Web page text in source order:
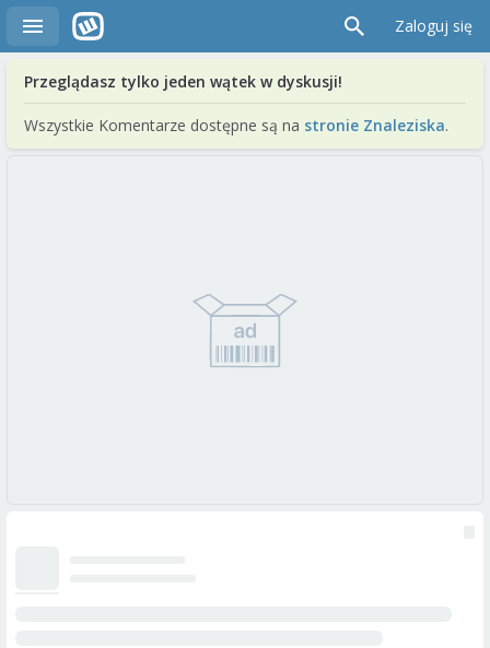
Zaloguj się
Przeglądasz tylko jeden wątek w dyskusji!
Wszystkie Komentarze dostępne są na stronie Znaleziska.